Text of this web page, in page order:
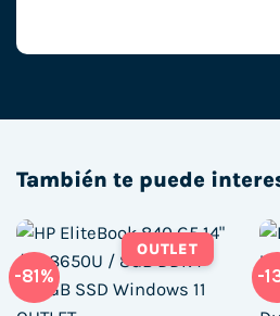
También te puede
-81%
OUTLET
-